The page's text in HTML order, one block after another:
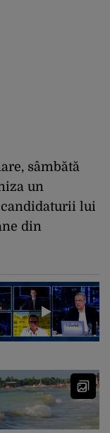
sâmbătă
un
candidaturii lui
din